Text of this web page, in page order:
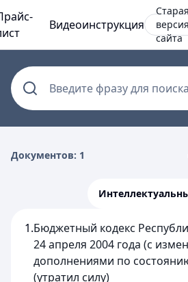
Видеоинструкция
версия
сайта
Введите фразу для поиска
Документов: 1
1.Бюджетный кодекс
24 апреля 2004 года (с
дополнениями по
(утратил силу)